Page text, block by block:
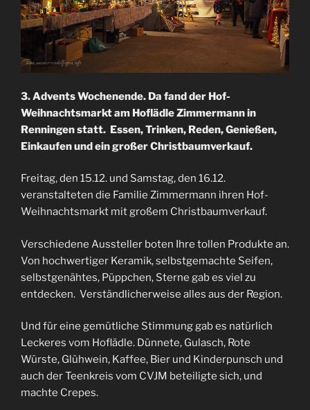
3. Advents Wochenende. Da fand der Hof-
Weihnachtsmarkt am Hoflädle Zimmermann in
Renningen statt. Essen, Trinken, Reden, Genießen,
Einkaufen und ein großer Christbaumverkauf.
Freitag, den 15.12. und Samstag, den 16.12.
veranstalteten die Familie Zimmermann ihren Hof-
Weihnachtsmarkt mit großem Christbaumverkauf.
Verschiedene Aussteller boten Ihre tollen Produkte an.
Von hochwertiger Keramik, selbstgemachte Seifen,
selbstgenähtes, Püppchen, Sterne gab es viel zu
entdecken. Verständlicherweise alles aus der Region.
Und für eine gemütliche Stimmung gab es natürlich
Leckeres vom Hoflädle. Dünnete, Gulasch, Rote
Würste, Glühwein, Kaffee, Bier und Kinderpunsch und
auch der Teenkreis vom CVJM beteiligte sich, und
machte Crepes.